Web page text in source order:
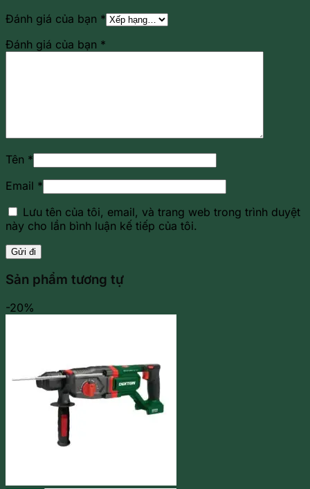
Đánh giá của bạn *
Đánh giá của bạn *
Tên *
Email *
Lưu tên của tôi, email, và trang web trong trình duyệt
này cho lần bình luận kế tiếp của tôi.
Sản phẩm tương tự
-20%